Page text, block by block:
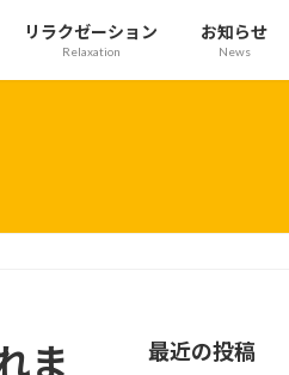
リラクゼーション
Relaxation
お知らせ
News
ま
最近の投稿